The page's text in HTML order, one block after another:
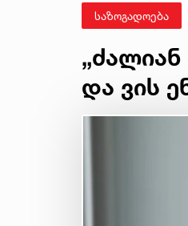
საზოგადოება
და ვის